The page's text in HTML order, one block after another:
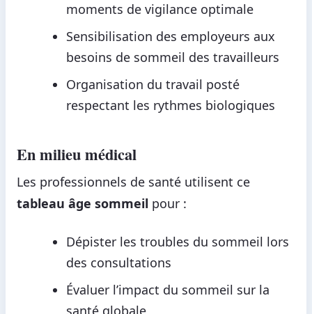
moments de vigilance optimale
Sensibilisation des employeurs aux
besoins de sommeil des travailleurs
Organisation du travail posté
respectant les rythmes biologiques
En milieu médical
Les professionnels de santé utilisent ce
tableau âge sommeil pour :
Dépister les troubles du sommeil lors
des consultations
Évaluer l’impact du sommeil sur la
santé globale